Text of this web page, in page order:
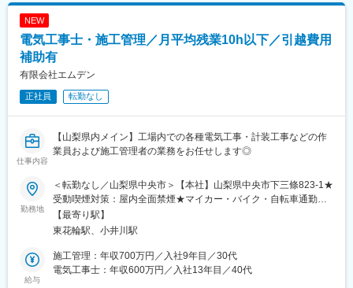
NEW
電気工事士・施工管理／月平均残業10h以下／引越費用
補助有
有限会社エムデン
正社員 転勤なし
仕事内容
【山梨県内メイン】工場内での各種電気工事・計装工事などの作
業員および施工管理者の業務をお任せします◎
勤務地
＜転勤なし／山梨県中央市＞【本社】山梨県中央市下三條823-1★
受動喫煙対策：屋内全面禁煙★マイカー・バイク・自転車通勤可
（駐車場完備）★転勤なし＼＼ U・Iターン全力応援！ ／／山
梨県外在住の方は、引越し時に最大10万円補助（規定あり）！現
【最寄り駅】
東花輪駅、小井川駅
給与
施工管理：年収700万円／入社9年目／30代
電気工事士：年収600万円／入社13年目／40代